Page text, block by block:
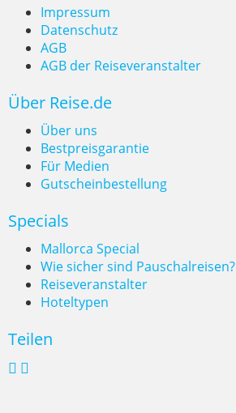
Impressum
Datenschutz
AGB
AGB der Reiseveranstalter
Über Reise.de
Über uns
Bestpreisgarantie
Für Medien
Gutscheinbestellung
Specials
Mallorca Special
Wie sicher sind Pauschalreisen?
Reiseveranstalter
Hoteltypen
Teilen